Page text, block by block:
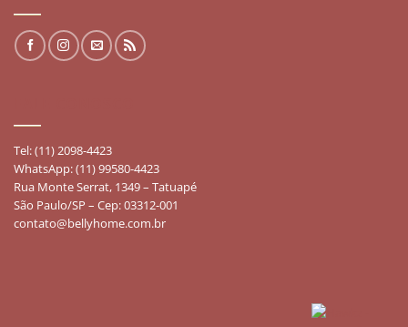
Tel: (11) 2098-4423
WhatsApp: (11) 99580-4423
Rua Monte Serrat, 1349 – Tatuapé
São Paulo/SP – Cep: 03312-001
contato@bellyhome.com.br